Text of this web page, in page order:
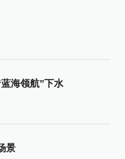
海领航”下水
景